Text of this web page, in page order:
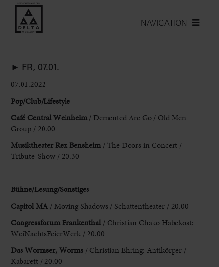
NAVIGATION
► FR, 07.01.
07.01.2022
Pop/Club/Lifestyle
Café Central Weinheim / Demented Are Go / Old Men
Group / 20.00
Musiktheater Rex Bensheim / The Doors in Concert /
Tribute-Show / 20.30
Bühne/Lesung/Sonstiges
Capitol MA / Moving Shadows / Schattentheater / 20.00
Congressforum Frankenthal/ Christian Chako Habekost:
WoiNachtsFeierWerk / 20.00
Das Wormser, Worms / Christian Ehring: Antikörper /
Kabarett / 20.00